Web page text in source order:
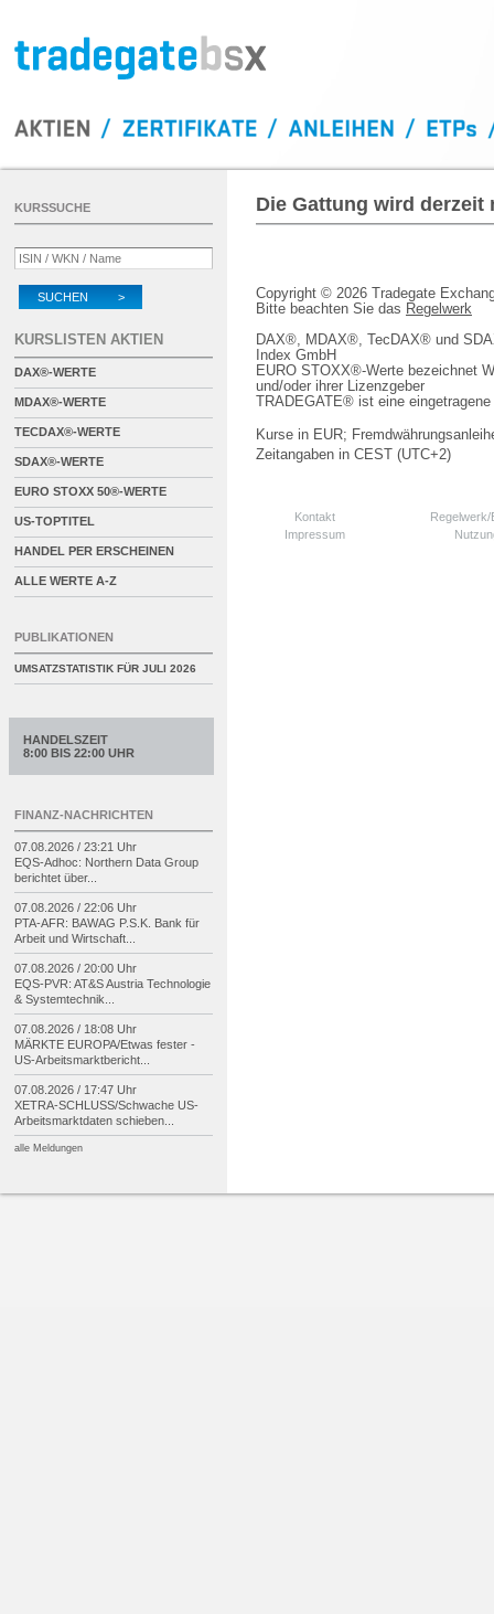
Die Gattung wird derzeit
Copyright © 2026 Tradegate
Bitte beachten Sie das Regelwerk
DAX®, MDAX®, TecDAX® und
Index GmbH
EURO STOXX®-Werte bezeichnet
und/oder ihrer Lizenzgeber
TRADEGATE® ist eine
Kurse in EUR;
Zeitangaben in CEST (UTC+2)
Kontakt
Impressum
KURSSUCHE
SUCHEN >
KURSLISTEN AKTIEN
DAX®-WERTE
MDAX®-WERTE
TECDAX®-WERTE
SDAX®-WERTE
EURO STOXX 50®-WERTE
US-TOPTITEL
HANDEL PER ERSCHEINEN
ALLE WERTE A-Z
PUBLIKATIONEN
UMSATZSTATISTIK FÜR JULI 2026
HANDELSZEIT
8:00 BIS 22:00 UHR
FINANZ-NACHRICHTEN
07.08.2026 / 23:21 Uhr
EQS-Adhoc: Northern Data Group
berichtet über...
07.08.2026 / 22:06 Uhr
PTA-AFR: BAWAG P.S.K. Bank für
Arbeit und Wirtschaft...
07.08.2026 / 20:00 Uhr
EQS-PVR: AT&S Austria Technologie
& Systemtechnik...
07.08.2026 / 18:08 Uhr
MÄRKTE EUROPA/Etwas fester -
US-Arbeitsmarktbericht...
07.08.2026 / 17:47 Uhr
XETRA-SCHLUSS/Schwache US-
Arbeitsmarktdaten schieben...
alle Meldungen